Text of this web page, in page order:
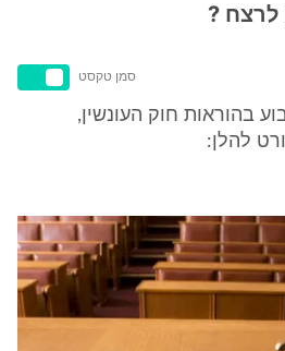
לרצח ?
סמן טקסט
בהוראות חוק העונשין,